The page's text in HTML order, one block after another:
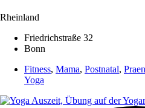
Rheinland
Friedrichstraße 32
Bonn
Fitness, Mama, Postnatal,
Yoga